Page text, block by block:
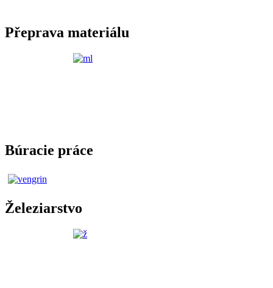
Přeprava materiálu
Búracie práce
Železiarstvo